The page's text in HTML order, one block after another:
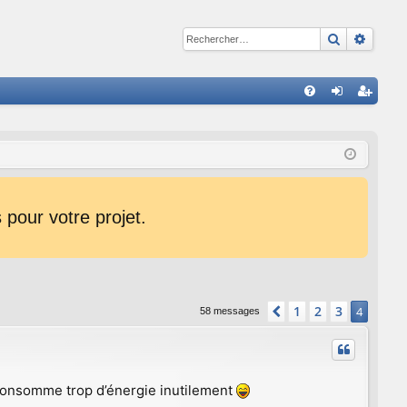
cri
pour votre projet.
58 messages Précédent
1 2 3 4
trop d’énergie inutilement